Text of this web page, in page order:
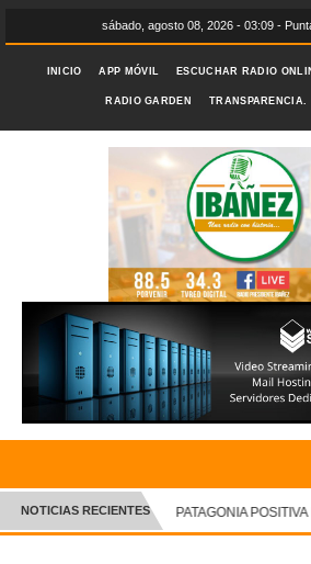
sábado, agosto 08, 2026 - 03:09 -
INICIO APP MÓVIL ESCUCHAR RADIO
RADIO GARDEN TRANSPARENCIA.
INICIO
CRÓNICA
NOTICIAS RECIENTES PATAGONIA